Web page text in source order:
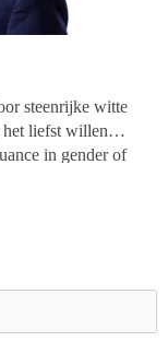
steenrijke witte
het liefst willen
in gender of
gebeurde bij
verklaring
die migranten,